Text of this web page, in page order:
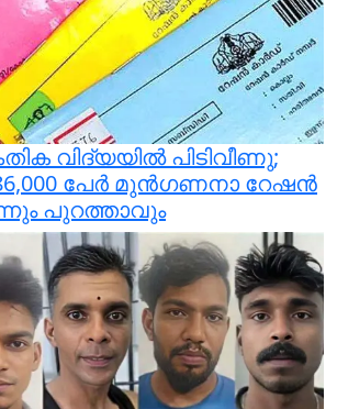
വിദ്യയില്‍ പിടിവീണു;
പേര്‍ മുന്‍ഗണനാ റേഷന്‍
പുറത്താവും